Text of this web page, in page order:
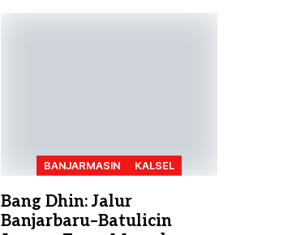
BANJARMASIN KALSEL
Bang Dhin: Jalur
Banjarbaru–Batulicin